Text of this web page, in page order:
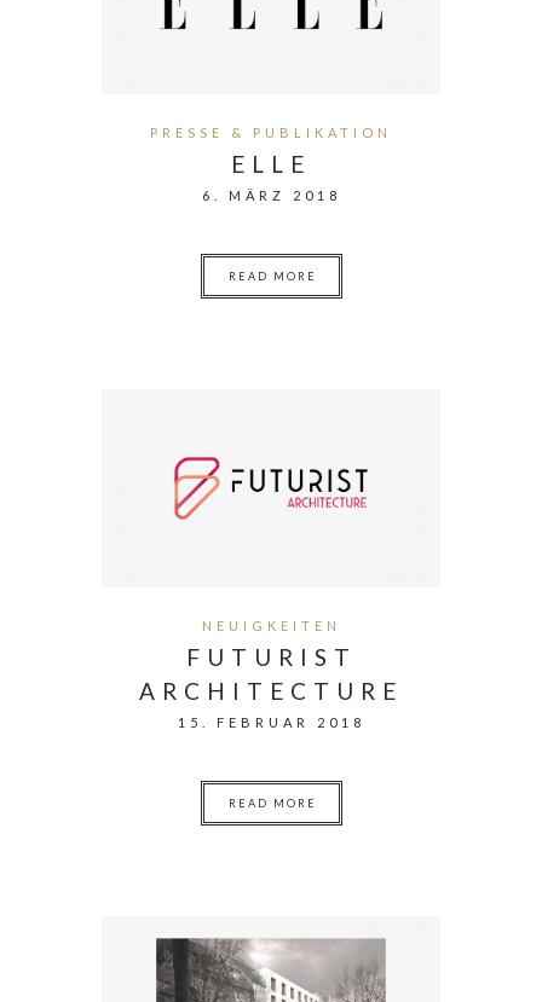
PRESSE & PUBLIKATION
ELLE
6. MÄRZ 2018
READ MORE
NEUIGKEITEN
FUTURIST
ARCHITECTURE
15. FEBRUAR 2018
READ MORE